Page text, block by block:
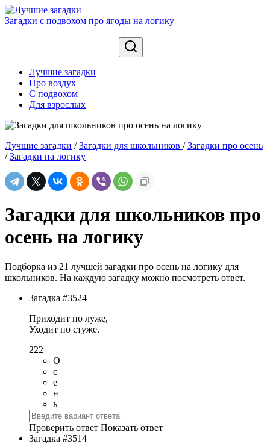
Загадки с подвохом про ягоды на логику
Лучшие загадки
Про воздух
С подвохом
Для взрослых
Лучшие загадки / Загадки для школьников / Загадки про осень
/ Загадки на логику
Загадки для школьников про
осень на логику
Подборка из 21 лучшей загадки про осень на логику для
школьников. На каждую загадку можно посмотреть ответ.
Загадка #3524
Приходит по луже,
Уходит по стуже.
222
О
с
е
н
ь
Проверить ответ Показать ответ
Загадка #3514